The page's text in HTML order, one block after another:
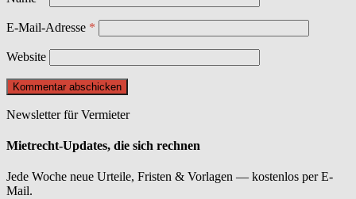
E-Mail-Adresse *
Website
Newsletter für Vermieter
Mietrecht-Updates, die sich rechnen
Jede Woche neue Urteile, Fristen & Vorlagen — kostenlos per E-
Mail.